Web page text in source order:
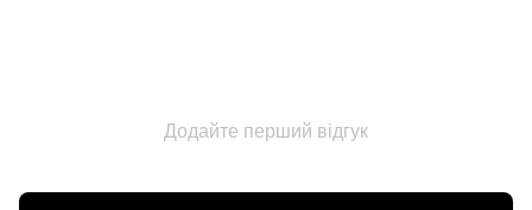
Додайте перший відгук